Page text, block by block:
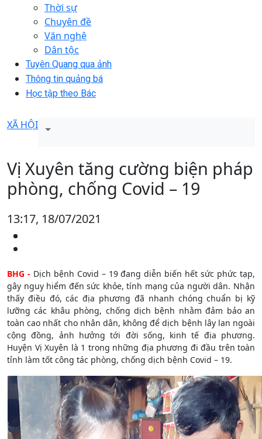
Thời sự
Chuyên đề
Văn nghệ
Dân tộc
Tuyên Quang qua ảnh
Thông tin quảng bá
Học tập theo Bác
XÃ HỘI
Vị Xuyên tăng cường biện pháp
phòng, chống Covid – 19
13:17, 18/07/2021
BHG -Dịch bệnh Covid – 19 đang diễn biến hết sức phức tạp,
gây nguy hiểm đến sức khỏe, tính mạng của người dân. Nhận
thấy điều đó, các địa phương đã nhanh chóng chuẩn bị kỹ
lưỡng các khâu phòng, chống dịch bệnh nhằm đảm bảo an
toàn cao nhất cho nhân dân, không để dịch bệnh lây lan ngoài
cộng đồng, ảnh hưởng tới đời sống, kinh tế địa phương.
Huyện Vị Xuyên là 1 trong những địa phương đi đầu trên toàn
tỉnh làm tốt công tác phòng, chống dịch bệnh Covid – 19.